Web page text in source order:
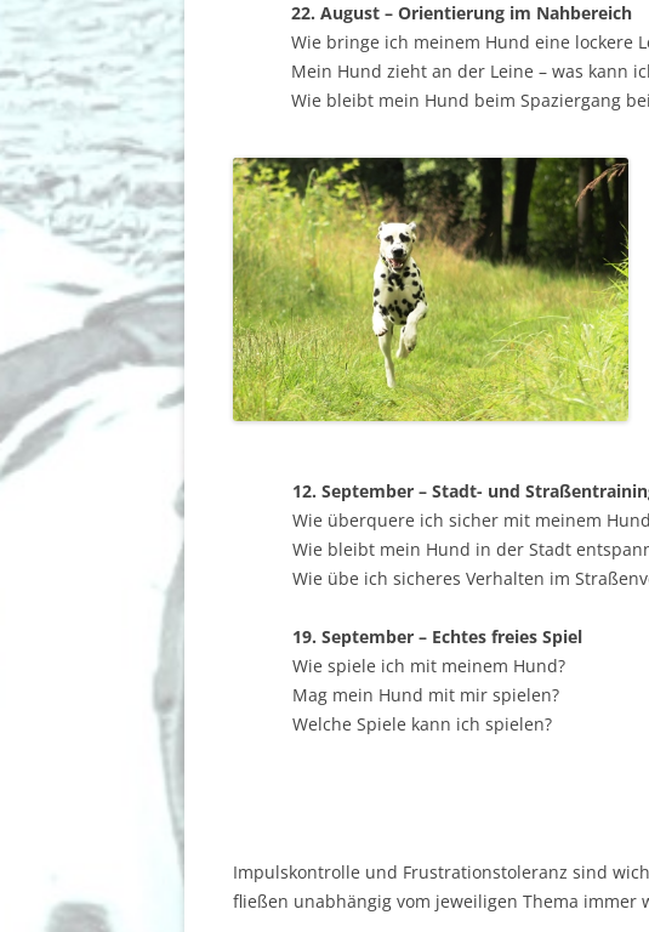
22. August – Orientierung im Nahbereich
Wie bringe ich meinem Hund eine lockere
Mein Hund zieht an der Leine – was kann
Wie bleibt mein Hund beim Spaziergang
12. September – Stadt- und
Wie überquere ich sicher mit meinem
Wie bleibt mein Hund in der Stadt
Wie übe ich sicheres Verhalten im
19. September – Echtes freies Spiel
Wie spiele ich mit meinem Hund?
Mag mein Hund mit mir spielen?
Welche Spiele kann ich spielen?
Impulskontrolle und Frustrationstoleranz sind
fließen unabhängig vom jeweiligen Thema immer